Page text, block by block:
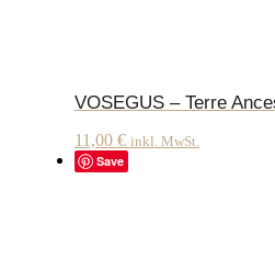
VOSEGUS – Terre
11,00 € inkl. MwSt.
Save